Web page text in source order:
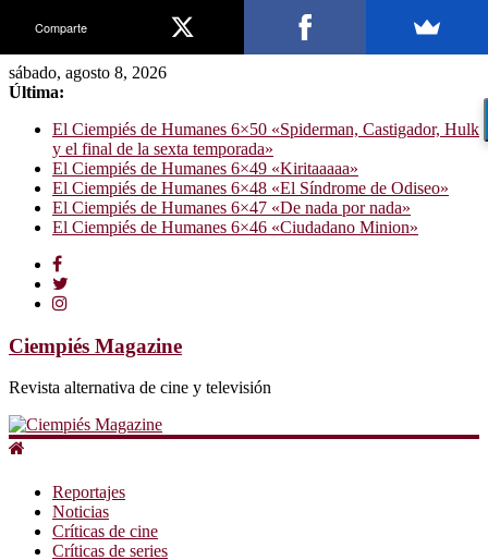
sábado, agosto 8, 2026
Última:
El Ciempiés de Humanes 6×50 «Spiderman, Castigador, Hulk
y el final de la sexta temporada»
El Ciempiés de Humanes 6×49 «Kiritaaaaa»
El Ciempiés de Humanes 6×48 «El Síndrome de Odiseo»
El Ciempiés de Humanes 6×47 «De nada por nada»
El Ciempiés de Humanes 6×46 «Ciudadano Minion»
Ciempiés Magazine
Revista alternativa de cine y televisión
Reportajes
Noticias
Críticas de cine
Críticas de series
Comparte